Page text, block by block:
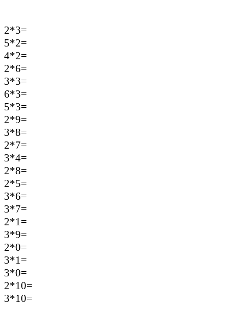
2*3=
5*2=
4*2=
2*6=
3*3=
6*3=
5*3=
2*9=
3*8=
2*7=
3*4=
2*8=
2*5=
3*6=
3*7=
2*1=
3*9=
2*0=
3*1=
3*0=
2*10=
3*10=